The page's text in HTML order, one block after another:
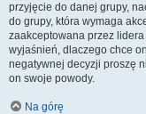
przyjęcie do danej grupy,
do grupy, która wymaga
zaakceptowana przez
wyjaśnień, dlaczego chce
negatywnej decyzji proszę
on swoje powody.
Na górę